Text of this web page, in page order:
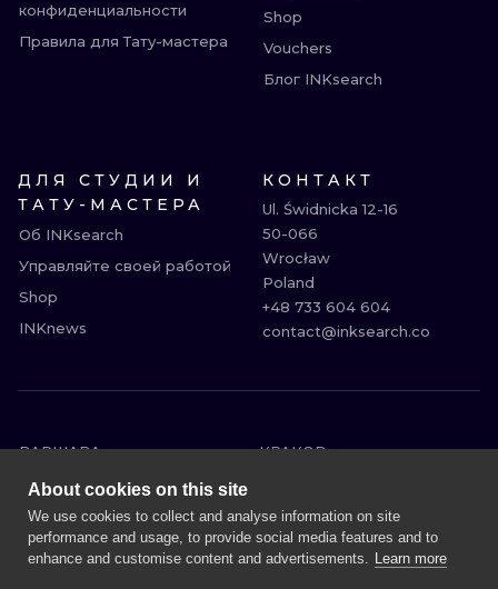
конфиденциальности
Правила для Тату-мастера
Shop
Vouchers
Блог INKsearch
ДЛЯ СТУДИИ И
ТАТУ-МАСТЕРА
Об INKsearch
Управляйте своей работой
Shop
INKnews
КОНТАКТ
Ul. Świdnicka 12-16
50-066
Wrocław
Poland
+48 733 604 604
contact@inksearch.co
ВАРШАВА
КРАКОВ
ВРОЦЛАВ
ЛОНДОН
ГЕЙДЕЛЬБЕРГ
ЭДИНБУРГ
МАНЧЕСТЕР
About cookies on this site
We use cookies to collect and analyse information on site
performance and usage, to provide social media features and to
enhance and customise content and advertisements. Learn more